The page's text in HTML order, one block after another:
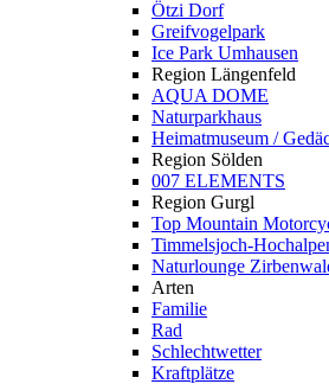
Ötzi Dorf
Greifvogelpark
Ice Park Umhausen
Region Längenfeld
AQUA DOME
Naturparkhaus
Heimatmuseum /
Region Sölden
007 ELEMENTS
Region Gurgl
Top Mountain
Timmelsjoch-
Naturlounge
Arten
Familie
Rad
Schlechtwetter
Kraftplätze